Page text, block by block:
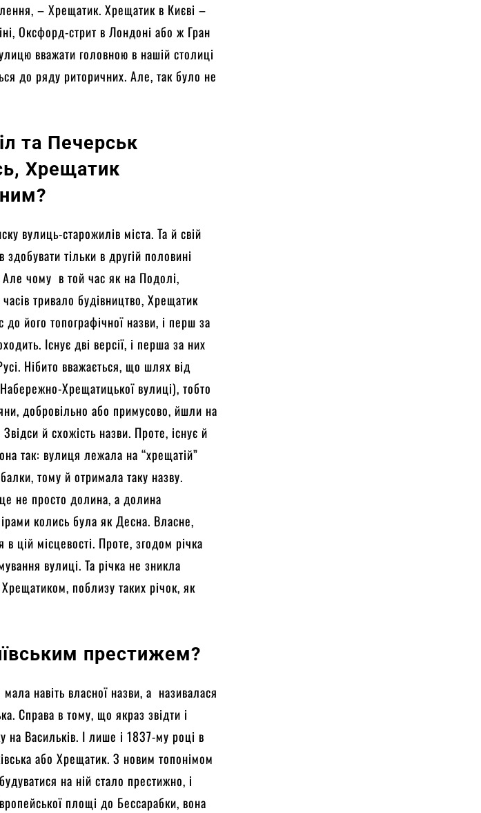
– Хрещатик. Хрещатик в Києві –
Оксфорд-стрит в Лондоні або ж Гран
вважати головною в нашій столиці
до ряду риторичних. Але, так було не
та Печерськ
Хрещатик
вулиць-старожилів міста. Та й свій
здобувати тільки в другій половині
Але чому в той час як на Подолі,
тривало будівництво, Хрещатик
його топографічної назви, і перш за
Існує дві версії, і перша за них
Нібито вважається, що шлях від
Хрещатицької вулиці), тобто
добровільно або примусово, йшли на
й схожість назви. Проте, існує й
так: вулиця лежала на “хрещатій”
тому й отримала таку назву.
не просто долина, а долина
колись була як Десна. Власне,
цій місцевості. Проте, згодом річка
вулиці. Та річка не зникла
поблизу таких річок, як
престижем?
навіть власної назви, а називалася
Справа в тому, що якраз звідти і
на Васильків. І лише і 1837-му році в
або Хрещатик. З новим топонімом
на ній стало престижно, і
площі до Бессарабки, вона